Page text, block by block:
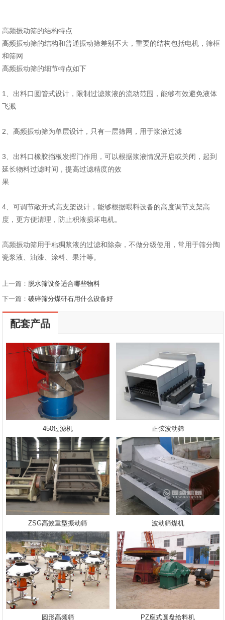
高频振动筛的结构特点
高频振动筛的结构和普通振动筛差别不大，重要的结构包括电机，筛框
和筛网
高频振动筛的细节特点如下
1、出料口圆管式设计，限制过滤浆液的流动范围，能够有效避免液体
飞溅
2、高频振动筛为单层设计，只有一层筛网，用于浆液过滤
3、出料口橡胶挡板发挥门作用，可以根据浆液情况开启或关闭，起到
延长物料过滤时间，提高过滤精度的效
果
4、可调节敞开式高支架设计，能够根据喂料设备的高度调节支架高
度，更方便清理，防止积液损坏电机。
高频振动筛用于粘稠浆液的过滤和除杂，不做分级使用，常用于筛分陶
瓷浆液、油漆、涂料、果汁等。
上一篇： 脱水筛设备适合哪些物料
下一篇：破碎筛分煤矸石用什么设备好
配套产品
450过滤机 正弦波动筛
ZSG高效重型振动筛 波动筛煤机
圆形高频筛 PZ座式圆盘给料机